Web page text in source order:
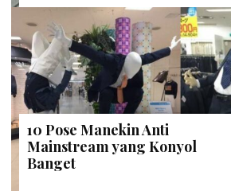
10 Pose Manekin Anti
Mainstream yang Konyol
Banget